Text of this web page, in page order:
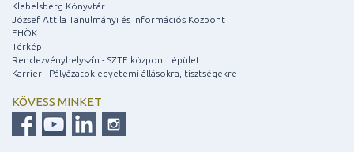
Klebelsberg Könyvtár
József Attila Tanulmányi és Információs Központ
EHÖK
Térkép
Rendezvényhelyszín - SZTE központi épület
Karrier - Pályázatok egyetemi állásokra, tisztségekre
KÖVESS MINKET